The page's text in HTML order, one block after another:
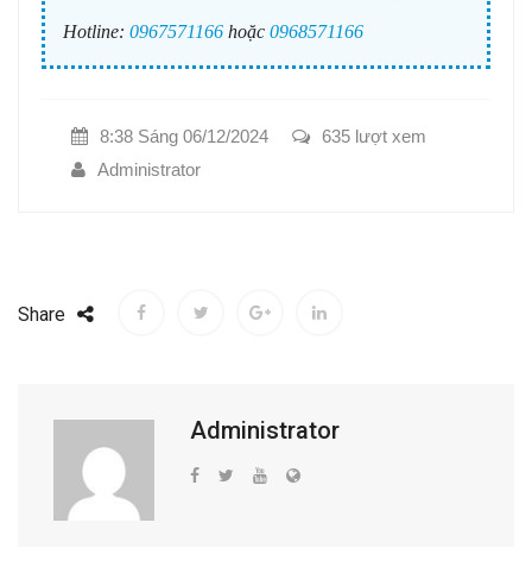
Hotline: 0967571166 hoặc 0968571166
8:38 Sáng 06/12/2024
635 lượt xem
Administrator
Share
Administrator